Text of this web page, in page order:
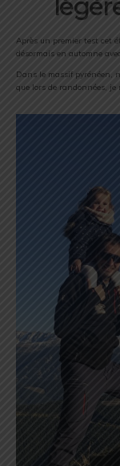
Après un premier test cet
désormais en automne
Dans le massif pyrénéen,
que lors de randonnées, je